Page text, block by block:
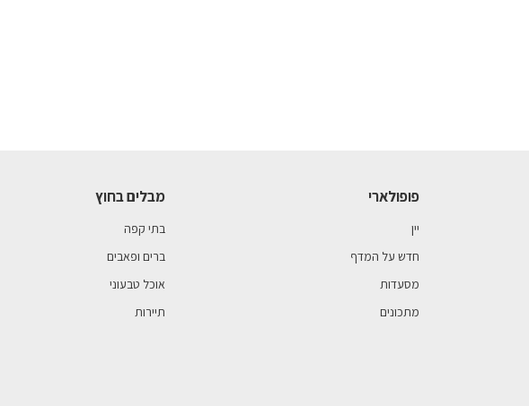
פופולארי
יין
חדש על המדף
מסעדות
מתכונים
מבלים בחוץ
בתי קפה
ברים ופאבים
אוכל טבעוני
תיירות